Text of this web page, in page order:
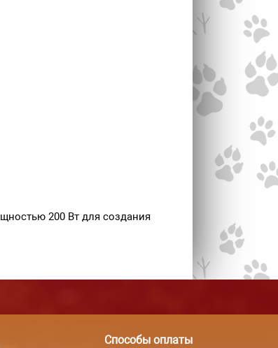
200 Вт для создания
Способы оплаты